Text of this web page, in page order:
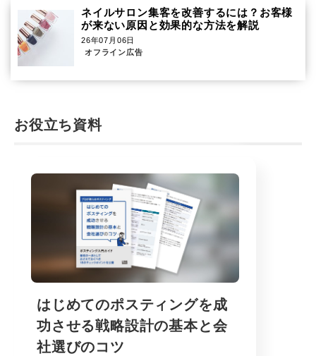
ネイルサロン集客を改善するには？お客様
が来ない原因と効果的な方法を解説
26年07月06日
オフライン広告
お役立ち資料
はじめてのポスティングを成
功させる戦略設計の基本と会
社選びのコツ